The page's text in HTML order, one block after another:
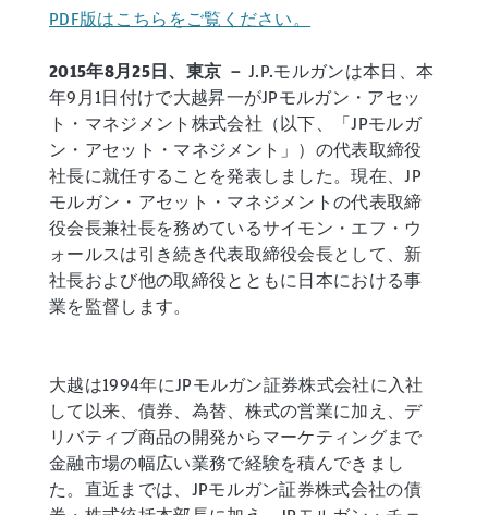
PDF版はこちらをご覧ください。
2015年8月25日、東京 － J.P.モルガンは本日、本
年9月1日付けで大越昇一がJPモルガン・アセッ
ト・マネジメント株式会社（以下、「JPモルガ
ン・アセット・マネジメント」）の代表取締役
社長に就任することを発表しました。現在、JP
モルガン・アセット・マネジメントの代表取締
役会長兼社長を務めているサイモン・エフ・ウ
ォールスは引き続き代表取締役会長として、新
社長および他の取締役とともに日本における事
業を監督します。
大越は1994年にJPモルガン証券株式会社に入社
して以来、債券、為替、株式の営業に加え、デ
リバティブ商品の開発からマーケティングまで
金融市場の幅広い業務で経験を積んできまし
た。直近までは、JPモルガン証券株式会社の債